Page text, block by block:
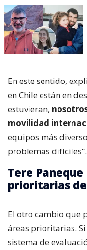
En este sentido,
en Chile están en
estuvieran,
movilidad
equipos más
problemas difíciles”.
Tere
prioritarias
El otro cambio que
áreas prioritarias.
sistema de